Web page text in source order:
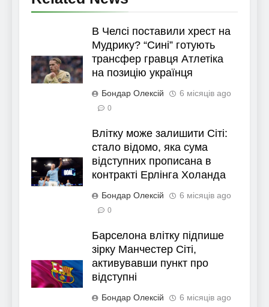
В Челсі поставили хрест на
Мудрику? “Сині” готують
трансфер гравця Атлетіка
на позицію українця
Бондар Олексій 6 місяців ago
0
Влітку може залишити Сіті:
стало відомо, яка сума
відступних прописана в
контракті Ерлінга Холанда
Бондар Олексій 6 місяців ago
0
Барселона влітку підпише
зірку Манчестер Сіті,
активувавши пункт про
відступні
Бондар Олексій 6 місяців ago